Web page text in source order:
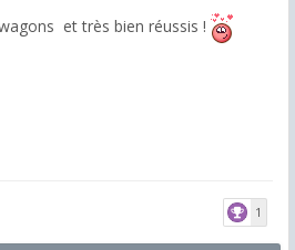
et très bien réussis !
1